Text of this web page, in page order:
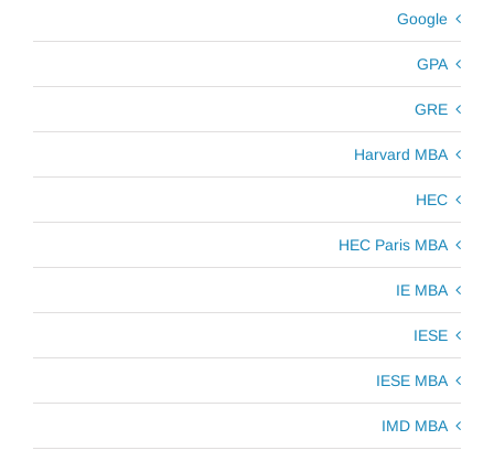
Google
GPA
GRE
Harvard MBA
HEC
HEC Paris MBA
IE MBA
IESE
IESE MBA
IMD MBA